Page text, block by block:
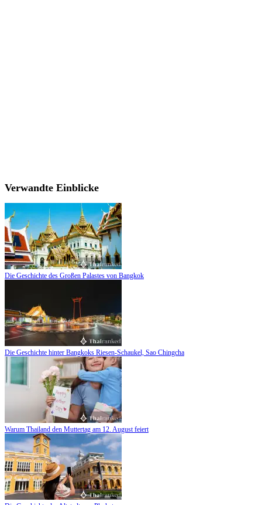
Verwandte Einblicke
Die Geschichte des Großen Palastes von Bangkok
Die Geschichte hinter Bangkoks Riesen-Schaukel, Sao Chingcha
Warum Thailand den Muttertag am 12. August feiert